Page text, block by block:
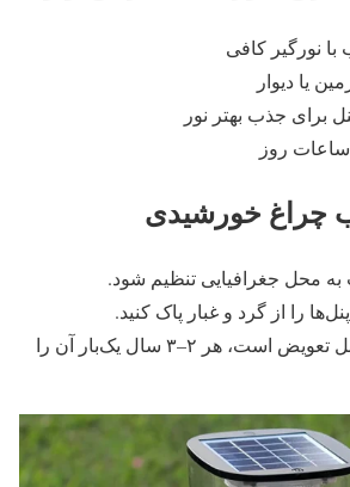
نورگیر کافی
یا دیوار
برای جذب بهتر نور
روز
چراغ خورشیدی
به محل جغرافیایی تنظیم شود.
را از گرد و غبار پاک کنید.
اگر باتری داخلی قابل تعویض است، هر ۲–۳ سال یک‌بار آن را